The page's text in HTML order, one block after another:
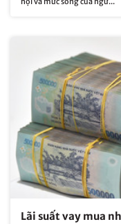
Lãi suất vay mua